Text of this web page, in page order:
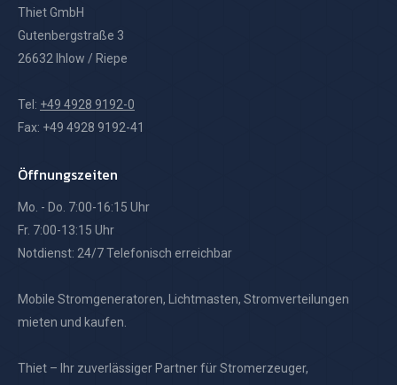
26632 Ihlow / Riepe
Tel:+49 4928 9192-0
Öffnungszeiten
Fr. 7:00-13:15 Uhr
Notdienst: 24/7 Telefonisch erreichbar
Mobile Stromgeneratoren, Lichtmasten, Stromverteilungen
Thiet – Ihr zuverlässiger Partner für Stromerzeuger,
Finden Sie uns auf: